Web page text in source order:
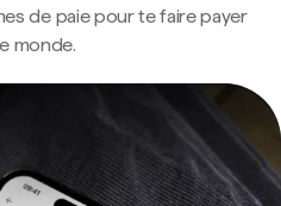
de paie pour te faire payer
monde.